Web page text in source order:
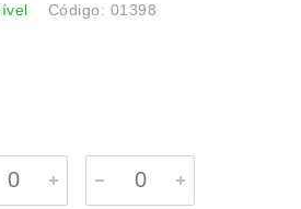
Código: 01398